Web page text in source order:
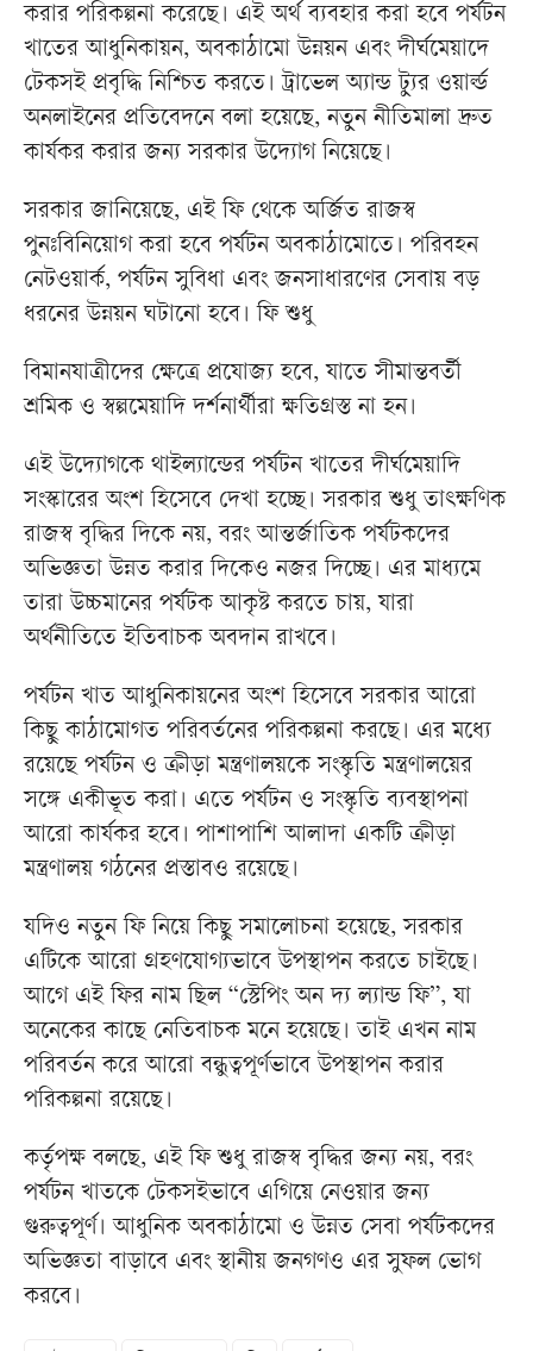
করার পরিকল্পনা করেছে। এই অর্থ ব্যবহার করা হবে পর্যটন
খাতের আধুনিকায়ন, অবকাঠামো উন্নয়ন এবং দীর্ঘমেয়াদে
টেকসই প্রবৃদ্ধি নিশ্চিত করতে। ট্রাভেল অ্যান্ড ট্যুর ওয়ার্ল্ড
অনলাইনের প্রতিবেদনে বলা হয়েছে, নতুন নীতিমালা দ্রুত
কার্যকর করার জন্য সরকার উদ্যোগ নিয়েছে।
সরকার জানিয়েছে, এই ফি থেকে অর্জিত রাজস্ব
পুনঃবিনিয়োগ করা হবে পর্যটন অবকাঠামোতে। পরিবহন
নেটওয়ার্ক, পর্যটন সুবিধা এবং জনসাধারণের সেবায় বড়
ধরনের উন্নয়ন ঘটানো হবে। ফি শুধু
বিমানযাত্রীদের ক্ষেত্রে প্রযোজ্য হবে, যাতে সীমান্তবর্তী
শ্রমিক ও স্বল্পমেয়াদি দর্শনার্থীরা ক্ষতিগ্রস্ত না হন।
এই উদ্যোগকে থাইল্যান্ডের পর্যটন খাতের দীর্ঘমেয়াদি
সংস্কারের অংশ হিসেবে দেখা হচ্ছে। সরকার শুধু তাৎক্ষণিক
রাজস্ব বৃদ্ধির দিকে নয়, বরং আন্তর্জাতিক পর্যটকদের
অভিজ্ঞতা উন্নত করার দিকেও নজর দিচ্ছে। এর মাধ্যমে
তারা উচ্চমানের পর্যটক আকৃষ্ট করতে চায়, যারা
অর্থনীতিতে ইতিবাচক অবদান রাখবে।
পর্যটন খাত আধুনিকায়নের অংশ হিসেবে সরকার আরো
কিছু কাঠামোগত পরিবর্তনের পরিকল্পনা করছে। এর মধ্যে
রয়েছে পর্যটন ও ক্রীড়া মন্ত্রণালয়কে সংস্কৃতি মন্ত্রণালয়ের
সঙ্গে একীভূত করা। এতে পর্যটন ও সংস্কৃতি ব্যবস্থাপনা
আরো কার্যকর হবে। পাশাপাশি আলাদা একটি ক্রীড়া
মন্ত্রণালয় গঠনের প্রস্তাবও রয়েছে।
যদিও নতুন ফি নিয়ে কিছু সমালোচনা হয়েছে, সরকার
এটিকে আরো গ্রহণযোগ্যভাবে উপস্থাপন করতে চাইছে।
আগে এই ফির নাম ছিল “স্টেপিং অন দ্য ল্যান্ড ফি”, যা
অনেকের কাছে নেতিবাচক মনে হয়েছে। তাই এখন নাম
পরিবর্তন করে আরো বন্ধুত্বপূর্ণভাবে উপস্থাপন করার
পরিকল্পনা রয়েছে।
কর্তৃপক্ষ বলছে, এই ফি শুধু রাজস্ব বৃদ্ধির জন্য নয়, বরং
পর্যটন খাতকে টেকসইভাবে এগিয়ে নেওয়ার জন্য
গুরুত্বপূর্ণ। আধুনিক অবকাঠামো ও উন্নত সেবা পর্যটকদের
অভিজ্ঞতা বাড়াবে এবং স্থানীয় জনগণও এর সুফল ভোগ
করবে।